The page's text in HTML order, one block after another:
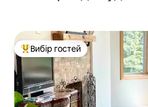
Топ вибір гостей
Вибір гостей